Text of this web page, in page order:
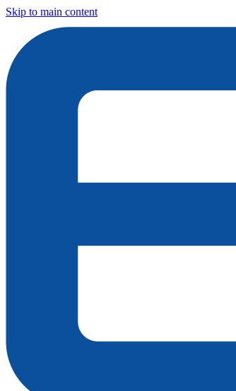
Skip to main content